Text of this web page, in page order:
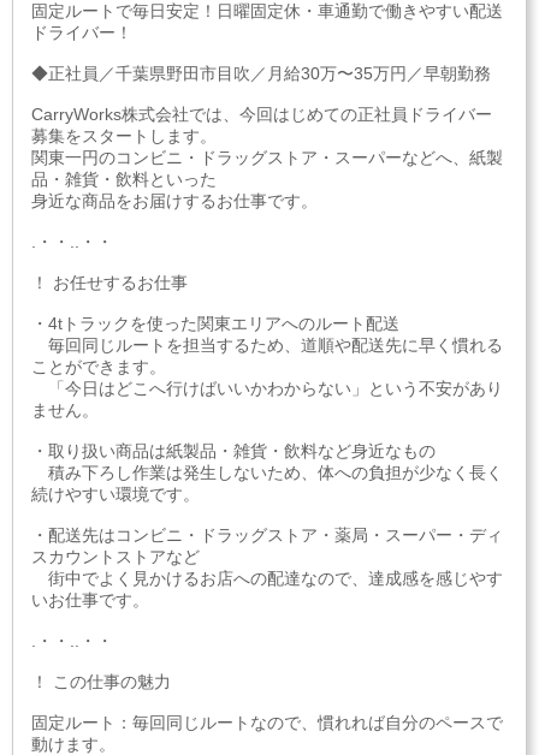
固定ルートで毎日安定！日曜固定休・車通勤で働きやすい配送
ドライバー！
◆正社員／千葉県野田市目吹／月給30万〜35万円／早朝勤務
CarryWorks株式会社では、今回はじめての正社員ドライバー
募集をスタートします。
関東一円のコンビニ・ドラッグストア・スーパーなどへ、紙製
品・雑貨・飲料といった
身近な商品をお届けするお仕事です。
.・・..・・
！ お任せするお仕事
・4tトラックを使った関東エリアへのルート配送
毎回同じルートを担当するため、道順や配送先に早く慣れる
ことができます。
「今日はどこへ行けばいいかわからない」という不安があり
ません。
・取り扱い商品は紙製品・雑貨・飲料など身近なもの
積み下ろし作業は発生しないため、体への負担が少なく長く
続けやすい環境です。
・配送先はコンビニ・ドラッグストア・薬局・スーパー・ディ
スカウントストアなど
街中でよく見かけるお店への配達なので、達成感を感じやす
いお仕事です。
.・・..・・
！ この仕事の魅力
固定ルート：毎回同じルートなので、慣れれば自分のペースで
動けます。